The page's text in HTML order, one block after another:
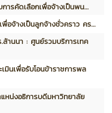
ารคัดเลือกเพื่อจ้างเป็นพน...
อจ้างเป็นลูกจ้างชั่วคราว คร...
านนา : ศูนย์รวมบริการเทค
มินเพื่อรับโอนข้าราชการพล
หน่งอธิการบดีมหาวิทยาลัย